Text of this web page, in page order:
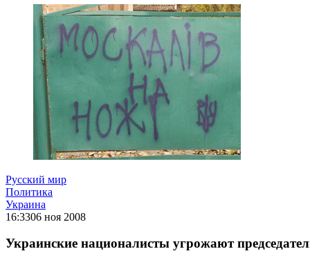
Русский мир
Политика
Украина
16:3306 ноя 2008
Украинские националисты угрожают